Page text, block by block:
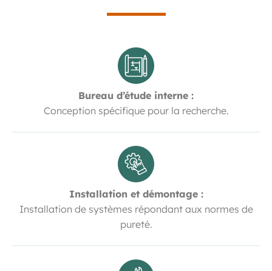
Bureau d’étude interne :
Conception spécifique pour la recherche.
Installation et démontage :
Installation de systèmes répondant aux normes de
pureté.